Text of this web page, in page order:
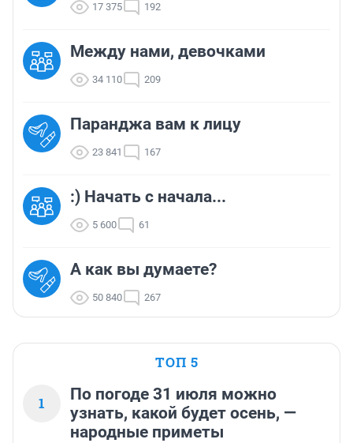
17 375 192
Между нами, девочками
34 110 209
Паранджа вам к лицу
23 841 167
:) Начать с начала...
5 600 61
А как вы думаете?
50 840 267
ТОП 5
1
По погоде 31 июля можно
узнать, какой будет осень, —
народные приметы